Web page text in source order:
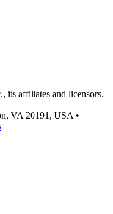
its affiliates and licensors.
VA 20191, USA •